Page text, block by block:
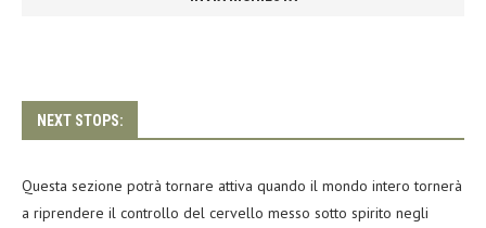
NEXT STOPS:
Questa sezione potrà tornare attiva quando il mondo intero tornerà
a riprendere il controllo del cervello messo sotto spirito negli